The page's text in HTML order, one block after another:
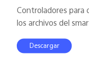
Controladores para
los archivos del
Descargar